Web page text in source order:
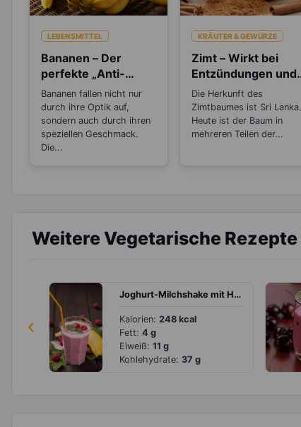
LEBENSMITTEL
Bananen – Der
perfekte „Anti-
Stress“-Snack
Bananen fallen nicht nur
durch ihre Optik auf,
sondern auch durch ihren
speziellen Geschmack.
Die...
KRÄUTER & GEWÜRZE
Zimt – Wirkt bei
Entzündungen und
Rheuma
Die Herkunft des
Zimtbaumes ist Sri Lanka.
Heute ist der Baum in
mehreren Teilen der...
Weitere Vegetarische Rezepte
‹
Joghurt-Milchshake mit Himbeeren und Banane
Kalorien: 248 kcal
Fett: 4 g
Eiweiß: 11 g
Kohlehydrate: 37 g